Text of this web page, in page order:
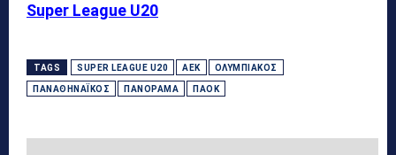
Super League U20
TAGS SUPER LEAGUE U20 ΑΕΚ ΟΛΥΜΠΙΑΚΌΣ
ΠΑΝΑΘΗΝΑΪΚΌΣ ΠΑΝΌΡΑΜΑ ΠΑΟΚ